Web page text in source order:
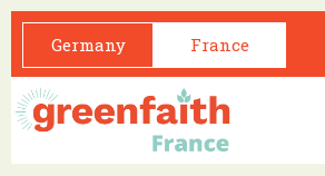
Germany France